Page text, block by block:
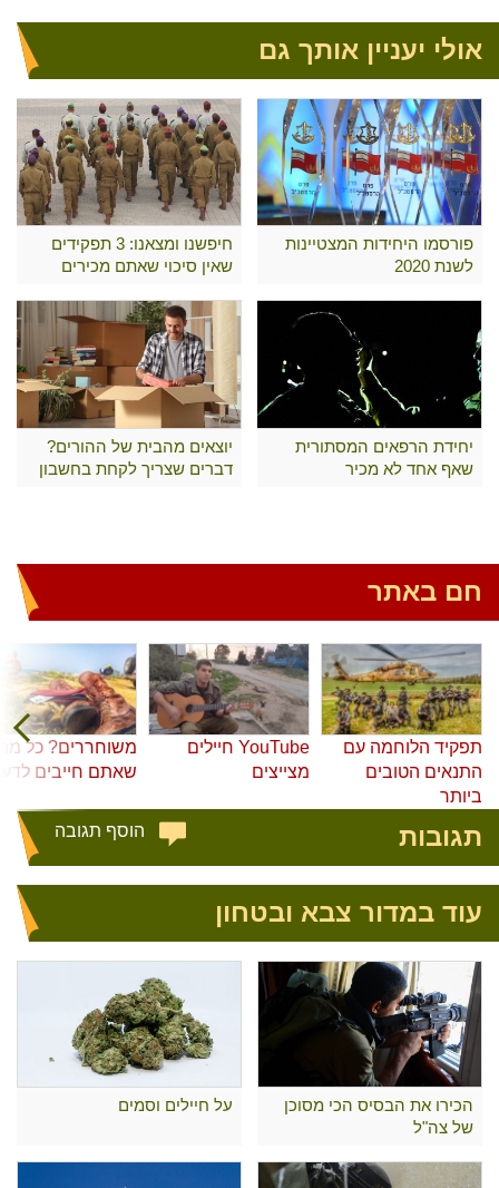
אולי יעניין אותך גם
פורסמו היחידות המצטיינות
לשנת 2020
חיפשנו ומצאנו: 3 תפקידים
שאין סיכוי שאתם מכירים
יחידת הרפאים המסתורית
שאף אחד לא מכיר
יוצאים מהבית של ההורים?
דברים שצריך לקחת בחשבון
חם באתר
תפקיד הלוחמה עם
התנאים הטובים
ביותר
YouTube חיילים
מצייצים
משוחררים? כל
שאתם חייבים
תגובות הוסף תגובה
עוד במדור צבא ובטחון
הכירו את הבסיס הכי מסוכן
של צה"ל
על חיילים וסמים